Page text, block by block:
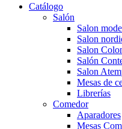
Catálogo
Salón
Salon
Salon
Salon
Salón
Salon
Mesas de
Librerías
Comedor
Aparadores
Mesas